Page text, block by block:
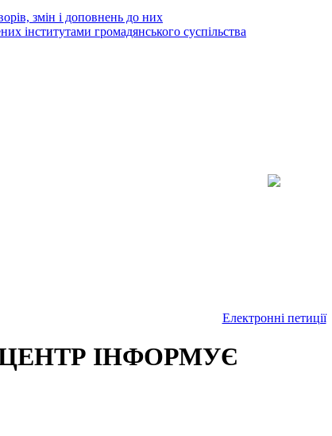
змін і доповнень до них
інститутами громадянського суспільства
Електронні петиції
ІНФОРМУЄ